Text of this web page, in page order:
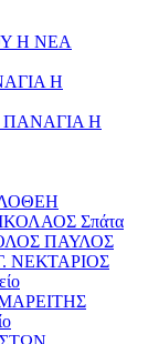
Η ΝΕΑ
Η
ΠΑΝΑΓΙΑ Η
Σπάτα
ΠΑΥΛΟΣ
ΝΕΚΤΑΡΙΟΣ